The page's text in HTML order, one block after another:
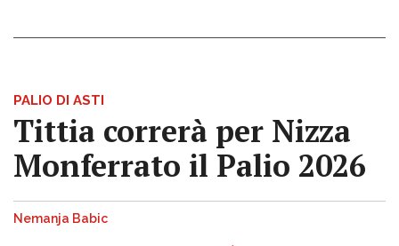
PALIO DI ASTI
Tittia correrà per Nizza
Monferrato il Palio 2026
Nemanja Babic